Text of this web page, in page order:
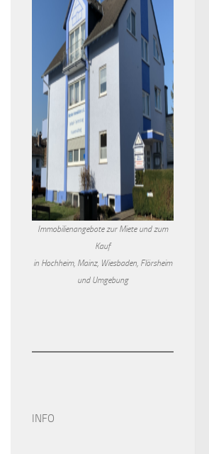
Immobilienangebote zur Miete und zum
Kauf
in Hochheim, Mainz, Wiesbaden, Flörsheim
und Umgebung
INFO